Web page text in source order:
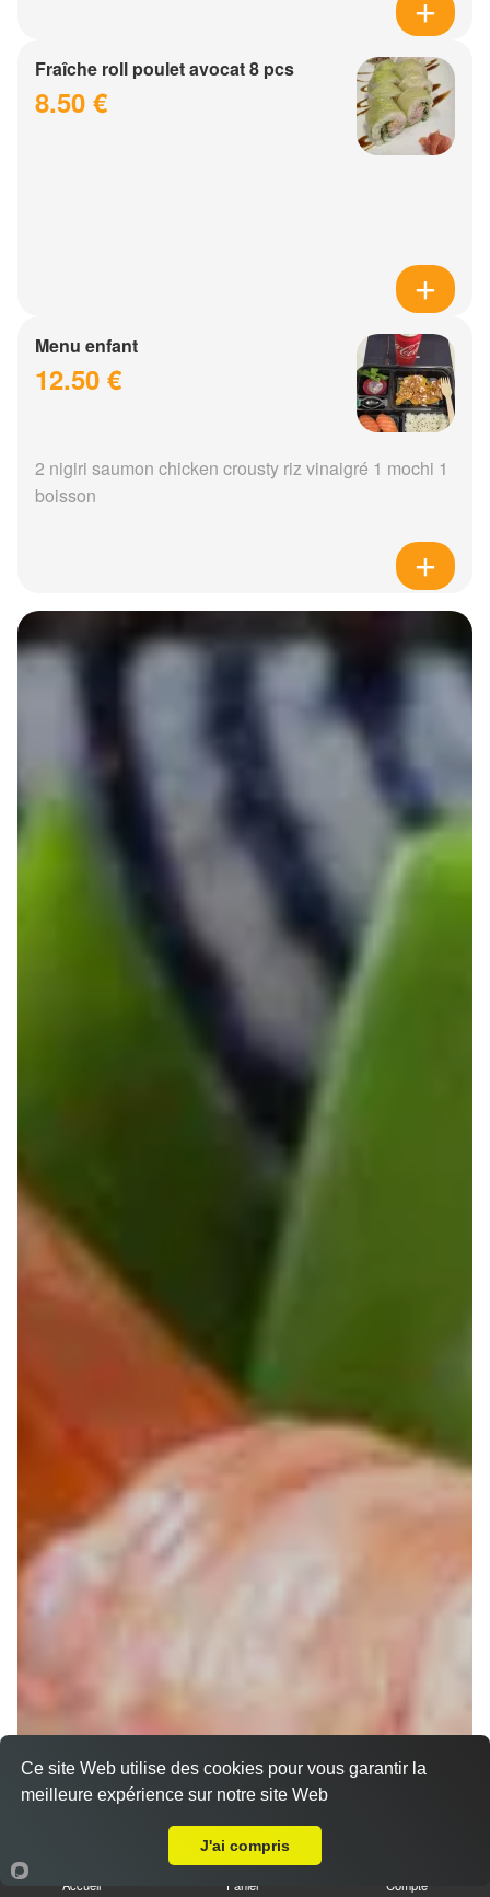
Fraîche roll poulet avocat 8 pcs
8.50 €
Menu enfant
12.50 €
2 nigiri saumon chicken crousty riz vinaigré 1 mochi 1
boisson
Chirashi
Accueil Panier Compte
Ce site Web utilise des cookies pour vous garantir la
meilleure expérience sur notre site Web
J'ai compris